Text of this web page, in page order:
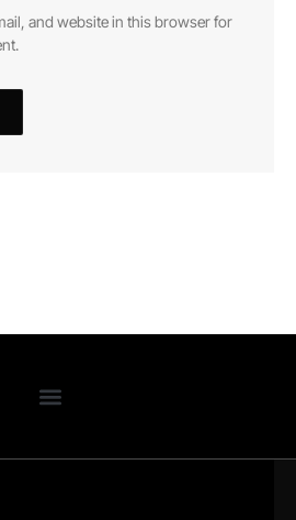
and website in this browser for